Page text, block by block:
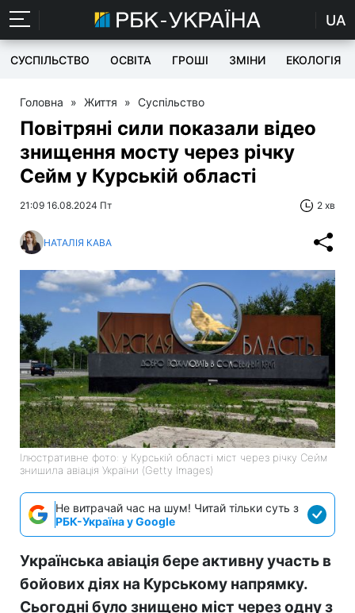
UA
СУСПІЛЬСТВО ОСВІТА ГРОШІ ЗМІНИ ЕКОЛОГІЯ
Головна » Життя » Суспільство
Повітряні сили показали відео
знищення мосту через річку
Сейм у Курській області
21:09 16.08.2024 Пт 2 хв
НАТАЛІЯ КАВА
Ілюстративне фото: у Курській області міст через річку Сейм
знишила авіація України (Getty Images)
Не витрачай час на шум! Читай тільки суть з
РБК-Україна у Google
Українська авіація бере активну участь в
бойових діях на Курському напрямку.
Сьогодні було знищено міст через одну з